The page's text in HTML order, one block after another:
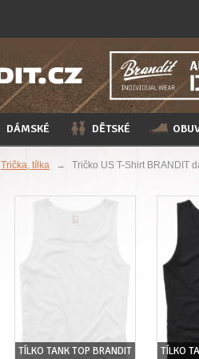
DÁMSKÉ DĚTSKÉ
Trička, tílka → Tričko US T-Shirt BRANDIT
TÍLKO TANK TOP BRANDIT TÍLKO